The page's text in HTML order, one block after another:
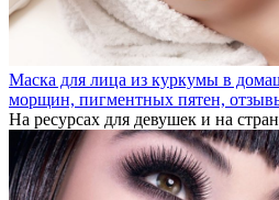
Маска для лица из куркумы в
морщин, пигментных пятен,
На ресурсах для девушек и на